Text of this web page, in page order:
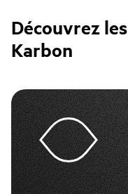
Découvrez
Karbon